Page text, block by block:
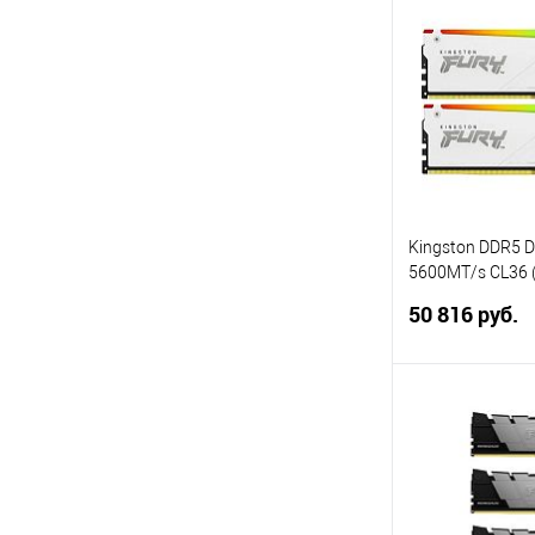
Купить в 1 клик
В избранное
Kingston DDR5
5600MT/s CL36
50 816 руб.
В
Купить в 1
В избранное